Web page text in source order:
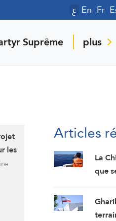
ع En Fr
Suprême plus
les
Articles
La
que
de